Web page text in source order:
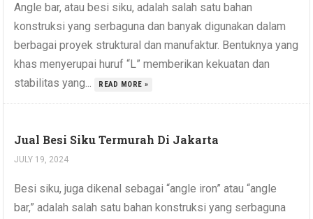
Angle bar, atau besi siku, adalah salah satu bahan
konstruksi yang serbaguna dan banyak digunakan dalam
berbagai proyek struktural dan manufaktur. Bentuknya yang
khas menyerupai huruf “L” memberikan kekuatan dan
stabilitas yang...
READ MORE »
Jual Besi Siku Termurah Di Jakarta
JULY 19, 2024
Besi siku, juga dikenal sebagai “angle iron” atau “angle
bar,” adalah salah satu bahan konstruksi yang serbaguna